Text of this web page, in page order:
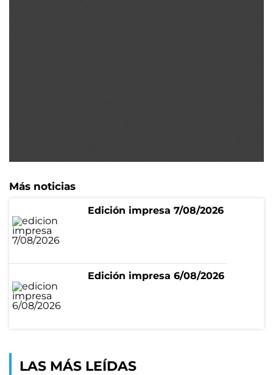
Más noticias
Edición impresa 7/08/2026
Edición impresa 6/08/2026
LAS MÁS LEÍDAS